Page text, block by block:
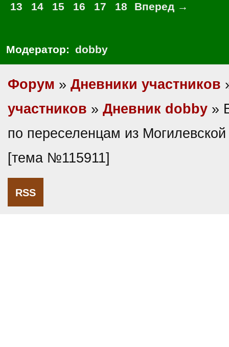
13
14 15 16 17 18 Вперед →
Модератор: dobby
Форум » Дневники участников
участников » Дневник dobby »
по переселенцам из Могилевской
[тема №115911]
RSS